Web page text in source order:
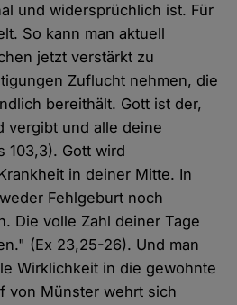
und widersprüchlich ist. Für
So kann man aktuell
jetzt verstärkt zu
Zuflucht nehmen, die
bereithält. Gott ist der,
vergibt und alle deine
103,3). Gott wird
in deiner Mitte. In
Fehlgeburt noch
Die volle Zahl deiner Tage
(Ex 23,25-26). Und man
Wirklichkeit in die gewohnte
von Münster wehrt sich